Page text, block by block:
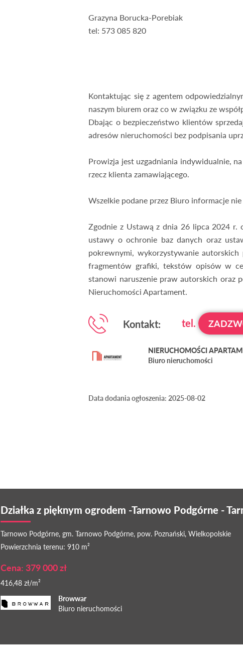
Grazyna Borucka-Porebiak
tel: 573 085 820
Kontaktując się z agentem
naszym biurem oraz co w związku ze
Dbając o bezpieczeństwo klientów
adresów nieruchomości bez podpisania
Prowizja jest uzgadniania indywidualnie,
rzecz klienta zamawiającego.
Wszelkie podane przez Biuro informacje
Zgodnie z Ustawą z dnia 26 lipca 2024
ustawy o ochronie baz danych oraz
pokrewnymi, wykorzystywanie autorskich
fragmentów grafiki, tekstów opisów w
stanowi naruszenie praw autorskich oraz
Nieruchomości Apartament.
Kontakt: tel.
NIERUCHOMOŚCI
Biuro nieruchomości
Data dodania ogłoszenia: 2025-08-02
Działka z pięknym ogrodem -Tarnowo Podgórne -
Tarnowo Podgórne, gm. Tarnowo Podgórne, pow. Poznański, Wielkopolskie
Powierzchnia terenu: 910 m²
Cena: 379 000 zł
416,48 zł/m²
Browwar
Biuro nieruchomości